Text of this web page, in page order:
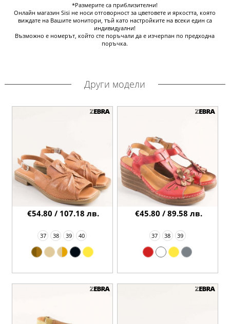
*Размерите са приблизителни!
Онлайн магазин Sisi не носи отговорност за цветовете и яркостта, която
виждате на Вашите монитори, тъй като настройките на всеки един са
индивидуални!
Възможно е номерът, който сте поръчали да е изчерпан по предходна
поръчка.
Други модели
37 38 39 40
€54.80 / 107.18 лв.
37 38 39
€45.80 / 89.58 лв.